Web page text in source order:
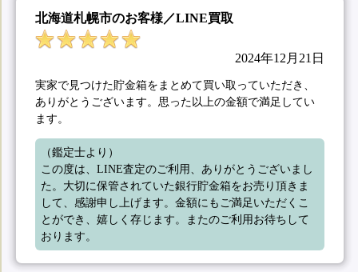
北海道札幌市のお客様／LINE買取
2024年12月21日
実家で見つけた貯金箱をまとめて買い取っていただき、
ありがとうございます。思った以上の金額で満足してい
ます。
（鑑定士より）
この度は、LINE査定のご利用、ありがとうございまし
た。大切に保管されていた銀行貯金箱をお売り頂きま
して、感謝申し上げます。金額にもご満足いただくこ
とができ、嬉しく存じます。またのご利用お待ちして
おります。